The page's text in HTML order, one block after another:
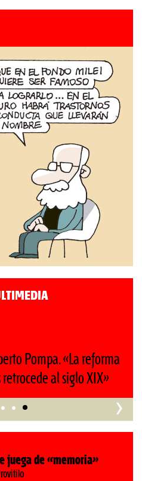
Pompa. «La reforma
retrocede al siglo XIX»
›
juega de «memoria»